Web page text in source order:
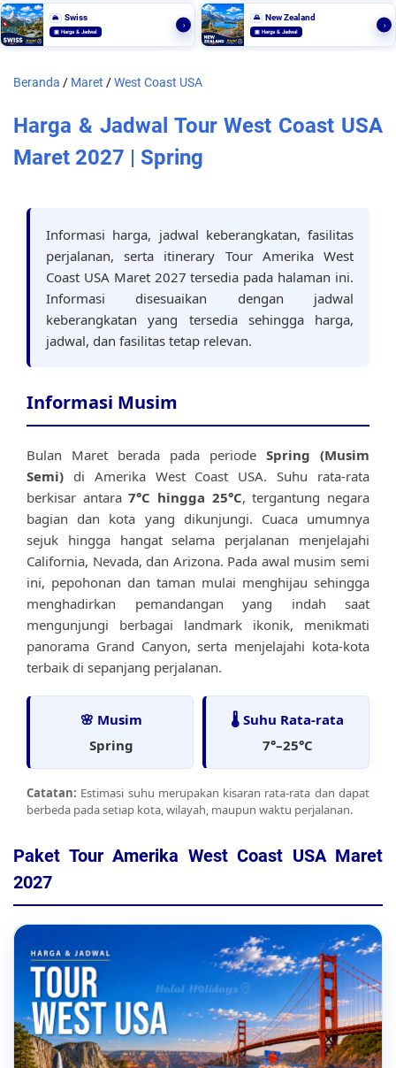
🏔️ Swiss
▣ Harga & Jadwal
›
🌄 New Zealand
▣ Harga & Jadwal
›
Beranda / Maret /West Coast USA
Harga & Jadwal Tour West Coast USA
Maret 2027 | Spring
Informasi harga, jadwal keberangkatan, fasilitas
perjalanan, serta itinerary Tour Amerika West
Coast USA Maret 2027 tersedia pada halaman ini.
Informasi disesuaikan dengan jadwal
keberangkatan yang tersedia sehingga harga,
jadwal, dan fasilitas tetap relevan.
Informasi Musim
Bulan Maret berada pada periode Spring (Musim
Semi) di Amerika West Coast USA. Suhu rata-rata
berkisar antara7°C hingga 25°C, tergantung negara
bagian dan kota yang dikunjungi. Cuaca umumnya
sejuk hingga hangat selama perjalanan menjelajahi
California, Nevada, dan Arizona. Pada awal musim semi
ini, pepohonan dan taman mulai menghijau sehingga
menghadirkan pemandangan yang indah saat
mengunjungi berbagai landmark ikonik, menikmati
panorama Grand Canyon, serta menjelajahi kota-kota
terbaik di sepanjang perjalanan.
🌸 Musim
Spring
🌡️ Suhu Rata-rata
7°–25°C
Catatan: Estimasi suhu merupakan kisaran rata-rata dan dapat
berbeda pada setiap kota, wilayah, maupun waktu perjalanan.
Paket Tour Amerika West Coast USA Maret
2027